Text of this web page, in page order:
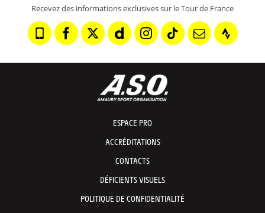
Recevez des informations exclusives sur le Tour de France
ESPACE PRO
ACCRÉDITATIONS
CONTACTS
DÉFICIENTS VISUELS
POLITIQUE DE CONFIDENTIALITÉ